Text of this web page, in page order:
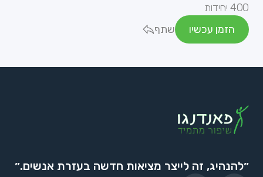
400 יחידות
הזמן עכשיו
שתף
״להנהיג, זה לייצר מציאות חדשה בעזרת אנשים.״